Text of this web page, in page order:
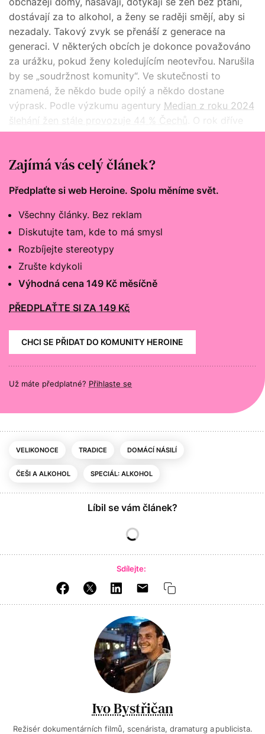
dostávají za to alkohol, a ženy se raději smějí, aby si
nezadaly. Takový zvyk se přenáší z generace na
generaci. V některých obcích je dokonce považováno
za urážku, pokud ženy koledujícím neotevřou. Narušila
by se „soudržnost komunity“. Ve skutečnosti to
znamená, že někdo bude opilý a někdo dostane
výprask. Podle výzkumu agentury Median z roku 2024
šlehání žen stále provozuje 44 % Čechů
. O rok dříve
nepřekvapivězjistili výzkumníci z agentury NMS, že
Zajímá vás celý článek?
Předplaťte si web Heroine. Spolu měníme svět.
Všechny články. Bez reklam
Diskutujte tam, kde to má smysl
Rozbíjejte stereotypy
Zrušte kdykoli
Výhodná cena 149 Kč měsíčně
PŘEDPLAŤTE SI ZA 149 Kč
CHCI SE PŘIDAT DO KOMUNITY HEROINE
Už máte předplatné? Přihlaste se
VELIKONOCE TRADICE DOMÁCÍ NÁSILÍ
ČEŠI A ALKOHOL SPECIÁL: ALKOHOL
Líbil se vám článek?
Sdílejte:
Ivo Bystřičan
Režisér dokumentárních filmů, scenárista, dramaturg a publicista.